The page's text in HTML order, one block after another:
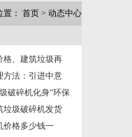
： 首页 > 动态中心
格、建筑垃圾再
收快
方法：引进中意
资源再生
破碎机化身“环保
垃圾破碎机发货
格
价格多少钱一